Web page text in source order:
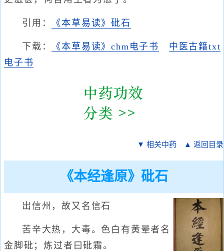
引用： 《本草易读》砒石
下载： 《本草易读》chm电子书
中医古籍txt
电子书
▼ 相关中药 ▲ 返回目录
《本经逢原》砒石
出信州，故又名信石
苦辛大热，大毒。色白有黄晕者名
金脚砒；炼过者曰砒霜。